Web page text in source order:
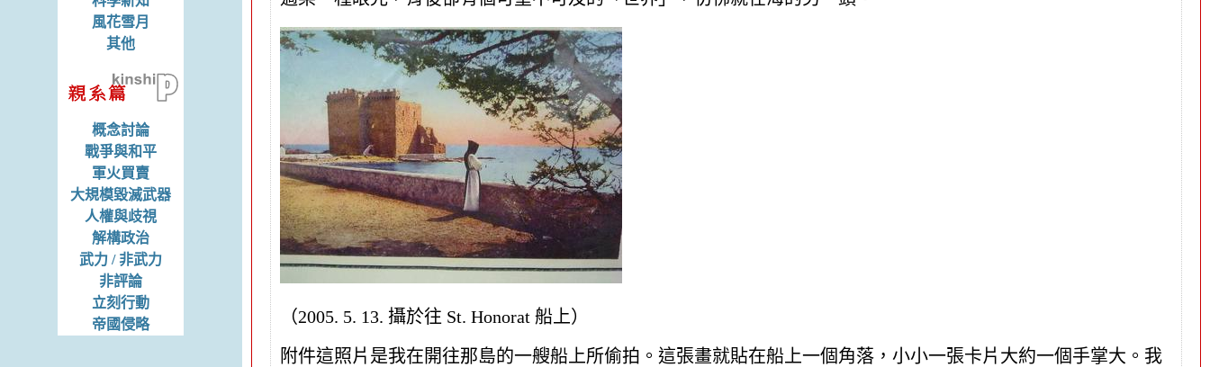
風花雪月
其他
概念討論
戰爭與和平
軍火買賣
大規模毀滅武器
人權與歧視
解構政治
武力 / 非武力
非評論
立刻行動
帝國侵略
（2005. 5. 13. 攝於往 St. Honorat 船上）
附件這照片是我在開往那島的一艘船上所偷拍。這張畫就貼在船上一個角落，小小一張卡片大約一個手掌大。我